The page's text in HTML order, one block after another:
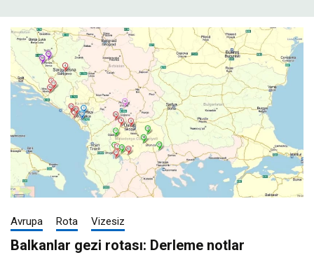
Avrupa Rota Vizesiz
Balkanlar gezi rotası: Derleme notlar